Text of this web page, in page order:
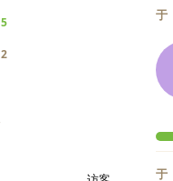
5
2
于
于